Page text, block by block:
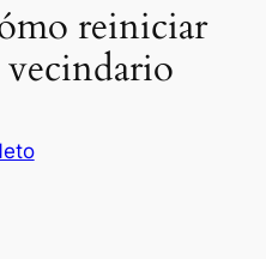
reiniciar
vecindario